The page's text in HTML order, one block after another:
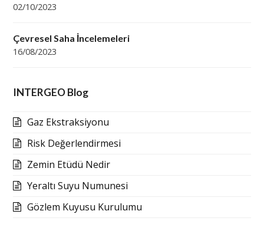
02/10/2023
Çevresel Saha İncelemeleri
16/08/2023
INTERGEO Blog
Gaz Ekstraksiyonu
Risk Değerlendirmesi
Zemin Etüdü Nedir
Yeraltı Suyu Numunesi
Gözlem Kuyusu Kurulumu